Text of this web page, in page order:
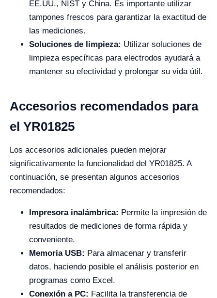
EE.UU., NIST y China. Es importante utilizar
tampones frescos para garantizar la exactitud de
las mediciones.
Soluciones de limpieza: Utilizar soluciones de
limpieza específicas para electrodos ayudará a
mantener su efectividad y prolongar su vida útil.
Accesorios recomendados para
el YR01825
Los accesorios adicionales pueden mejorar
significativamente la funcionalidad del YR01825. A
continuación, se presentan algunos accesorios
recomendados:
Impresora inalámbrica: Permite la impresión de
resultados de mediciones de forma rápida y
conveniente.
Memoria USB: Para almacenar y transferir
datos, haciendo posible el análisis posterior en
programas como Excel.
Conexión a PC: Facilita la transferencia de